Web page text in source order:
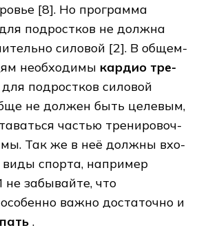
[8]. Но программа
подростков не дол­жна
силовой [2]. В общем-
необходимы кар­дио тре­
для подростков силовой
не должен быть це­ле­вым,
частью тре­ни­ро­воч­
Так же в неё должны вхо­
ви­ды спорта, например
не забывайте, что
важ­но до­ста­точ­но и
.